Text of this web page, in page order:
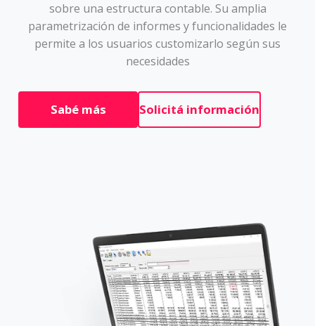
sobre una estructura contable. Su amplia
parametrización de informes y funcionalidades le
permite a los usuarios customizarlo según sus
necesidades
Sabé más Solicitá información